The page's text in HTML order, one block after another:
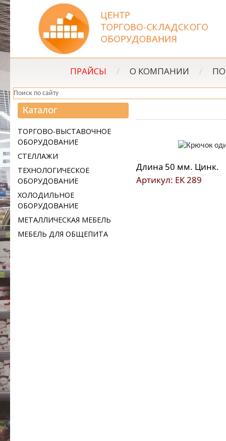
ПРАЙСЫ / О КОМПАНИИ /
Каталог
ТОРГОВО-ВЫСТАВОЧНОЕ
ОБОРУДОВАНИЕ
СТЕЛЛАЖИ
ТЕХНОЛОГИЧЕСКОЕ
ОБОРУДОВАНИЕ
ХОЛОДИЛЬНОЕ
ОБОРУДОВАНИЕ
МЕТАЛЛИЧЕСКАЯ МЕБЕЛЬ
МЕБЕЛЬ ДЛЯ ОБЩЕПИТА
Длина 50 мм. Цинк.
Артикул: ЕК 289